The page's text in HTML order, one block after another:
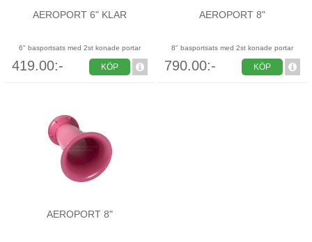
AEROPORT 6" KLAR
6" basportsats med 2st konade portar
419.00:- KÖP
AEROPORT 8"
8" basportsats med 2st konade portar
790.00:- KÖP
AEROPORT 8"